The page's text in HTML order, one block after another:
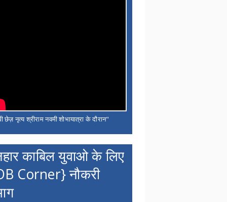
छेज़ नृत्य श्रीराम नवमी शोभायात्रा के दौरान"
काबिल युवाओ के लिए
Corner} नौकरी